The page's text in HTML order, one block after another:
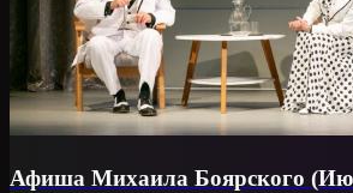
Афиша Михаила Боярского